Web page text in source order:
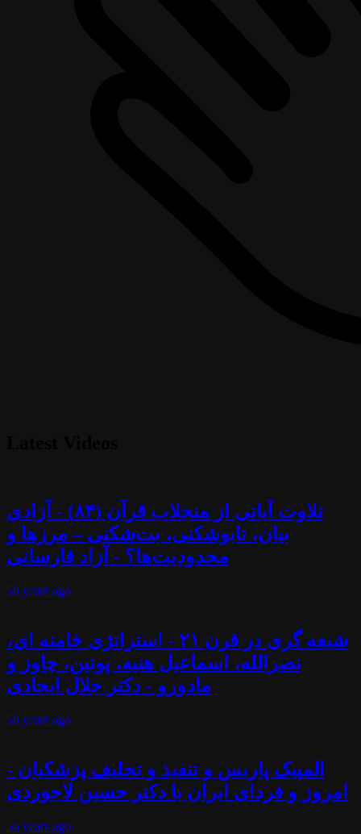
تلاوت آیاتی از منجلاب قرآن (۸۴) - آزادی
بیان، تابوشکنی، بت‌شکنی – مرزها و
محدودیت‌ها؟ - آزاد فارسانی
56 years ago
شیعه گری در قرن ۲۱ - استراتژی خامنه ای،
نصرالله، اسماعیل هنیه، پوتین، چاوز و
مادورو - دکتر جلال ایجادی
56 years ago
المپیک پاریس و تنفیذ و تحلیف پزشکیان -
امروز و فردای ایران با دکتر حسین لاجوردی
56 years ago